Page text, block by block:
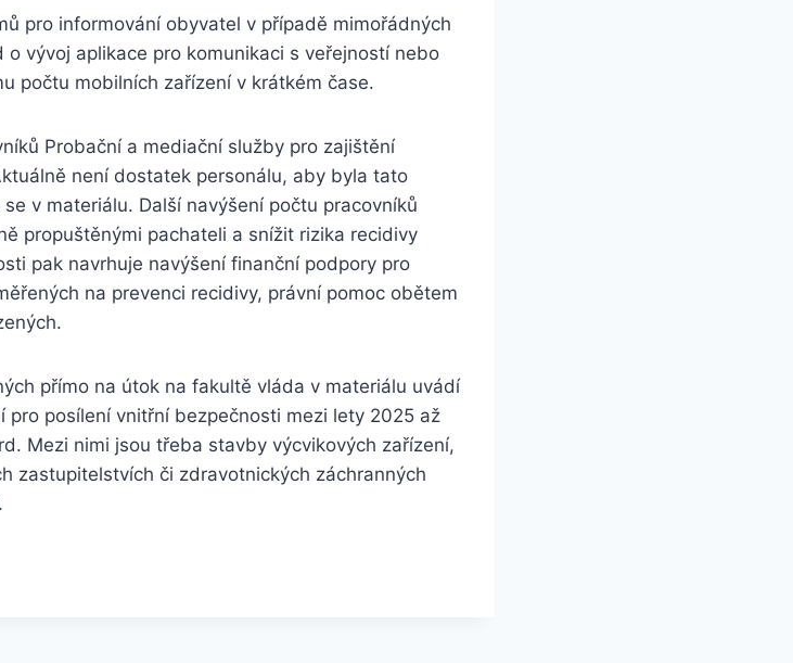
pro informování obyvatel v případě mimořádných
vývoj aplikace pro komunikaci s veřejností nebo
počtu mobilních zařízení v krátkém čase.
Probační a mediační služby pro zajištění
není dostatek personálu, aby byla tato
v materiálu. Další navýšení počtu pracovníků
propuštěnými pachateli a snížit rizika recidivy
pak navrhuje navýšení finanční podpory pro
na prevenci recidivy, právní pomoc obětem
přímo na útok na fakultě vláda v materiálu uvádí
pro posílení vnitřní bezpečnosti mezi lety 2025 až
Mezi nimi jsou třeba stavby výcvikových zařízení,
zastupitelstvích či zdravotnických záchranných